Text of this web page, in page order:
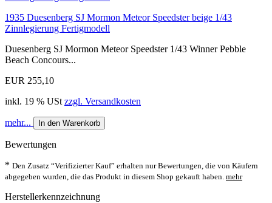
1935 Duesenberg SJ Mormon Meteor Speedster beige 1/43
Zinnlegierung Fertigmodell
Duesenberg SJ Mormon Meteor Speedster 1/43 Winner Pebble
Beach Concours...
EUR 255,10
inkl. 19 % USt zzgl. Versandkosten
mehr... In den Warenkorb
Bewertungen
* Den Zusatz “Verifizierter Kauf” erhalten nur Bewertungen, die von Käufern
abgegeben wurden, die das Produkt in diesem Shop gekauft haben. mehr
Herstellerkennzeichnung